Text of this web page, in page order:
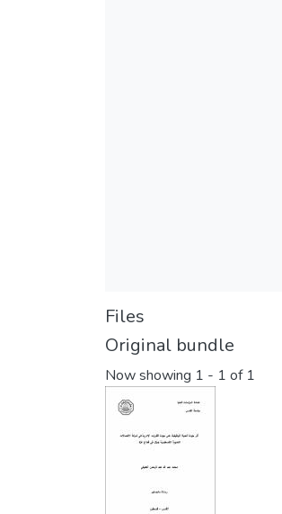
Files
Original bundle
Now showing 1 - 1 of 1